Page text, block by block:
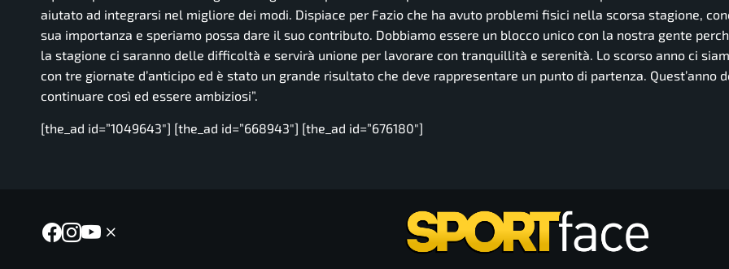
aiutato ad integrarsi nel migliore dei modi. Dispiace per Fazio che ha avuto problemi fisici nella scorsa stagione,
sua importanza e speriamo possa dare il suo contributo. Dobbiamo essere un blocco unico con la nostra gente
la stagione ci saranno delle difficoltà e servirà unione per lavorare con tranquillità e serenità. Lo scorso anno ci
con tre giornate d’anticipo ed è stato un grande risultato che deve rappresentare un punto di partenza. Quest’anno
continuare così ed essere ambiziosi”.
[the_ad id=”1049643″] [the_ad id=”668943″] [the_ad id=”676180″]